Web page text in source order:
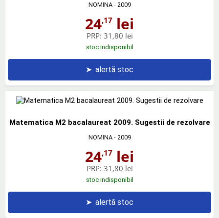
NOMINA- 2009
24,17 lei
PRP: 31,80 lei
stoc indisponibil
➤ alertă stoc
Matematica M2 bacalaureat 2009. Sugestii de rezolvare
NOMINA- 2009
24,17 lei
PRP: 31,80 lei
stoc indisponibil
➤ alertă stoc